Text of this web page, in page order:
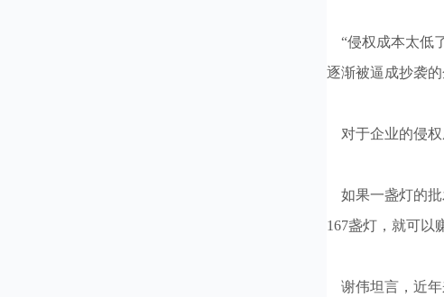
“侵权成本太低
逐渐被逼成抄袭
对于企业的侵权
如果一盏灯的批
167盏灯，就可以
谢伟坦言，近年